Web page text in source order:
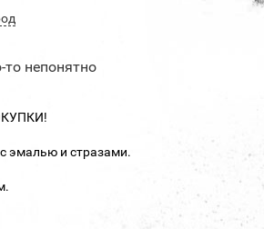
непонятно
эмалью и стразами.